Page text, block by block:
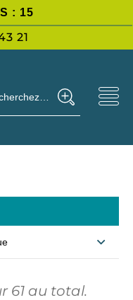
: 15
21
vous ?
61 au total.